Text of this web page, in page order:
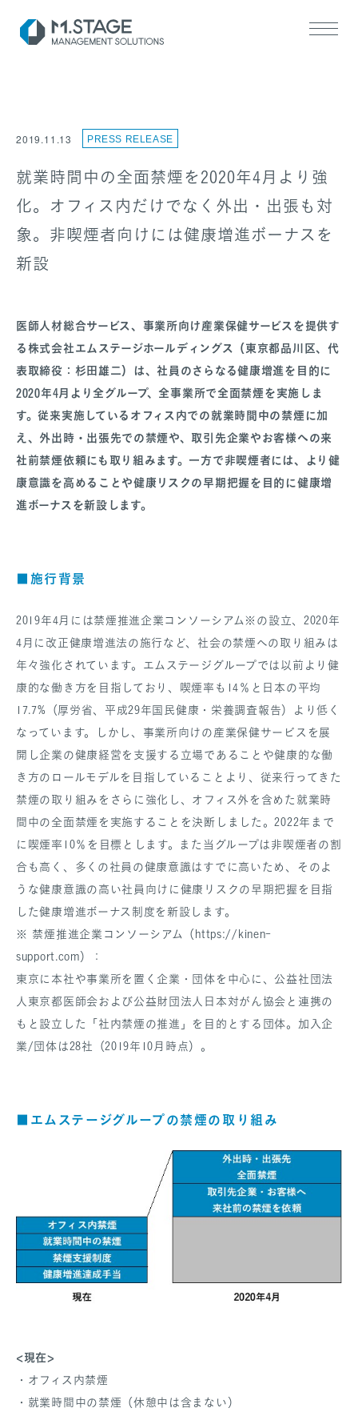
SERVICE TOP
医業承継サポート
ヘルスケアM&A支援
2019.11.13 PRESS RELEASE
就業時間中の全面禁煙を2020年4月より強
化。オフィス内だけでなく外出・出張も対
象。非喫煙者向けには健康増進ボーナスを
新設
医師人材総合サービス、事業所向け産業保健サービスを提供す
る株式会社エムステージホールディングス（東京都品川区、代
表取締役：杉田雄二）は、社員のさらなる健康増進を目的に
2020年4月より全グループ、全事業所で全面禁煙を実施しま
す。従来実施しているオフィス内での就業時間中の禁煙に加
え、外出時・出張先での禁煙や、取引先企業やお客様への来
社前禁煙依頼にも取り組みます。一方で非喫煙者には、より健
康意識を高めることや健康リスクの早期把握を目的に健康増
進ボーナスを新設します。
■施行背景
2019年4月には禁煙推進企業コンソーシアム※の設立、2020年
4月に改正健康増進法の施行など、社会の禁煙への取り組みは
年々強化されています。エムステージグループでは以前より健
康的な働き方を目指しており、喫煙率も14％と日本の平均
17.7%（厚労省、平成29年国民健康・栄養調査報告）より低く
なっています。しかし、事業所向けの産業保健サービスを展
開し企業の健康経営を支援する立場であることや健康的な働
き方のロールモデルを目指していることより、従来行ってきた
禁煙の取り組みをさらに強化し、オフィス外を含めた就業時
間中の全面禁煙を実施することを決断しました。2022年まで
に喫煙率10％を目標とします。また当グループは非喫煙者の割
合も高く、多くの社員の健康意識はすでに高いため、そのよ
うな健康意識の高い社員向けに健康リスクの早期把握を目指
した健康増進ボーナス制度を新設します。
※ 禁煙推進企業コンソーシアム（https://kinen-
support.com）：
東京に本社や事業所を置く企業・団体を中心に、公益社団法
人東京都医師会および公益財団法人日本対がん協会と連携の
もと設立した「社内禁煙の推進」を目的とする団体。加入企
業/団体は28社（2019年10月時点）。
■エムステージグループの禁煙の取り組み
<現在>
・オフィス内禁煙
・就業時間中の禁煙（休憩中は含まない）